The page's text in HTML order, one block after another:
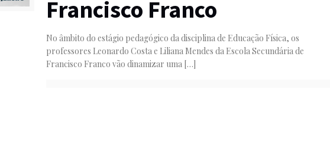
Francisco Franco
No âmbito do estágio pedagógico da disciplina de Educação Física, os
professores Leonardo Costa e Liliana Mendes da Escola Secundária de
Francisco Franco vão dinamizar uma […]